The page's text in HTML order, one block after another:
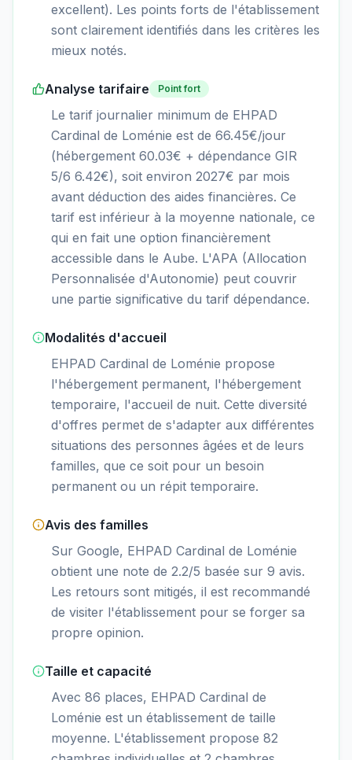
excellent). Les points forts de l'établissement
sont clairement identifiés dans les critères les
mieux notés.
Analyse tarifaire Point fort
Le tarif journalier minimum de EHPAD
Cardinal de Loménie est de 66.45€/jour
(hébergement 60.03€ + dépendance GIR
5/6 6.42€), soit environ 2027€ par mois
avant déduction des aides financières. Ce
tarif est inférieur à la moyenne nationale, ce
qui en fait une option financièrement
accessible dans le Aube. L'APA (Allocation
Personnalisée d'Autonomie) peut couvrir
une partie significative du tarif dépendance.
Modalités d'accueil
EHPAD Cardinal de Loménie propose
l'hébergement permanent, l'hébergement
temporaire, l'accueil de nuit. Cette diversité
d'offres permet de s'adapter aux différentes
situations des personnes âgées et de leurs
familles, que ce soit pour un besoin
permanent ou un répit temporaire.
Avis des familles
Sur Google, EHPAD Cardinal de Loménie
obtient une note de 2.2/5 basée sur 9 avis.
Les retours sont mitigés, il est recommandé
de visiter l'établissement pour se forger sa
propre opinion.
Taille et capacité
Avec 86 places, EHPAD Cardinal de
Loménie est un établissement de taille
moyenne. L'établissement propose 82